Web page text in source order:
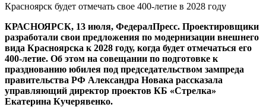
Красноярск будет отмечать свое 400-летие в 2028 году
КРАСНОЯРСК, 13 июля, ФедералПресс. Проектировщики
разработали свои предложения по модернизации внешнего
вида Красноярска к 2028 году, когда будет отмечаться его
400-летие. Об этом на совещании по подготовке к
празднованию юбилея под председательством зампреда
правительства РФ Александра Новака рассказала
управляющий директор проектов КБ «Стрелка»
Екатерина Кучерявенко.